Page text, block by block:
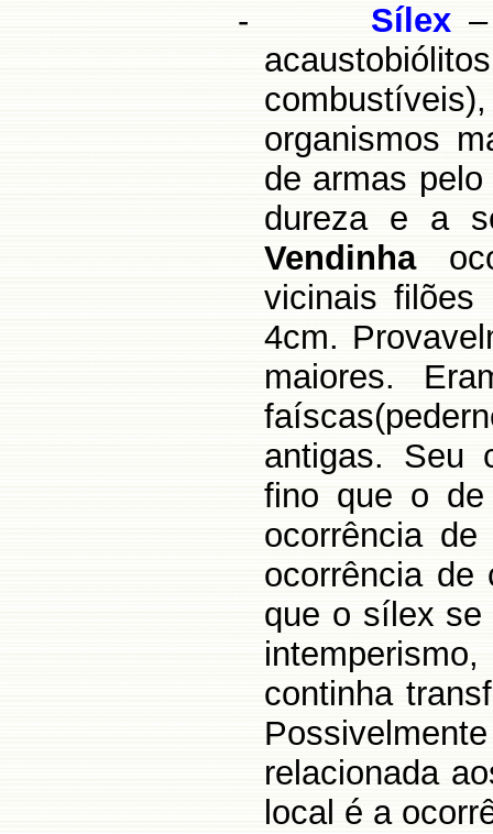
- Sílex–
organismos
de armas
dureza e a
Vendinha
vicinais
4cm.
maiores.
antigas. Seu
fino que o de
ocorrência
ocorrência
que o sílex se
continha
relacionada
local é a